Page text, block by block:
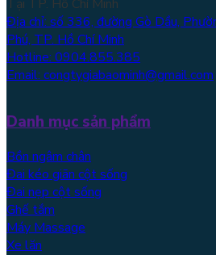
Tại TP. Hồ Chí Minh
Địa chỉ: số 336, đường Gò Dầu,
Phú, TP. Hồ Chí Minh
Hotline: 0904.855.385
Email: congtygiabaominh@gmail.com
Danh mục sản phẩm
Bồn ngâm chân
Đai kéo giãn cột sống
Đai nẹp cột sống
Ghế tắm
Máy Massage
Xe lăn